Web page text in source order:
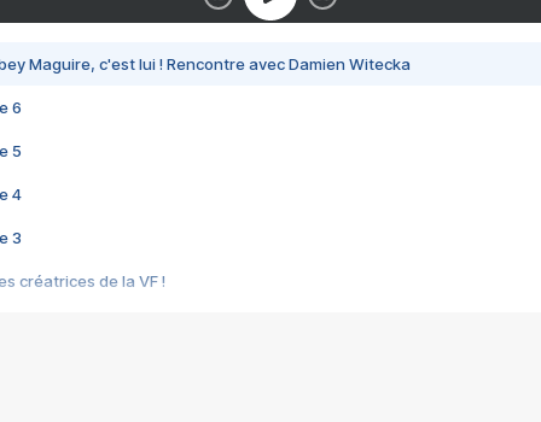
Maguire, c'est lui ! Rencontre avec Damien Witecka
6
5
4
3
créatrices de la VF !